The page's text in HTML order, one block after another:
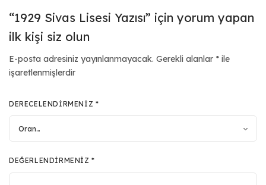
“1929 Sivas Lisesi Yazısı” için yorum yapan
ilk kişi siz olun
E-posta adresiniz yayınlanmayacak. Gerekli alanlar * ile
işaretlenmişlerdir
DERECELENDIRMENIZ *
DEĞERLENDIRMENIZ*